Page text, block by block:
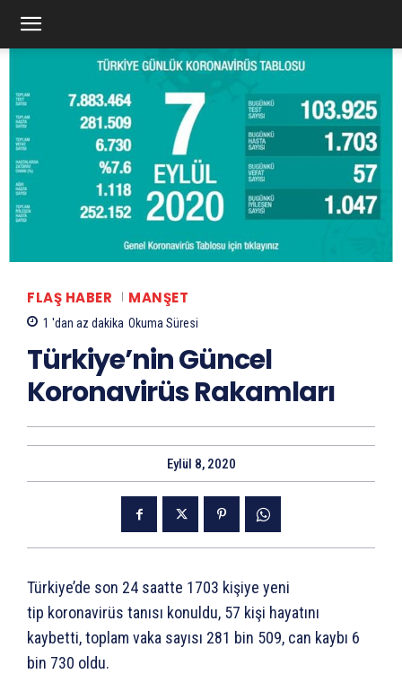
FLAŞ HABER MANŞET
1 'dan az dakika Okuma Süresi
Türkiye’nin Güncel
Koronavirüs Rakamları
Eylül 8, 2020
Türkiye’de son 24 saatte 1703 kişiye yeni
tip koronavirüs tanısı konuldu, 57 kişi hayatını
kaybetti, toplam vaka sayısı 281 bin 509, can kaybı 6
bin 730 oldu.